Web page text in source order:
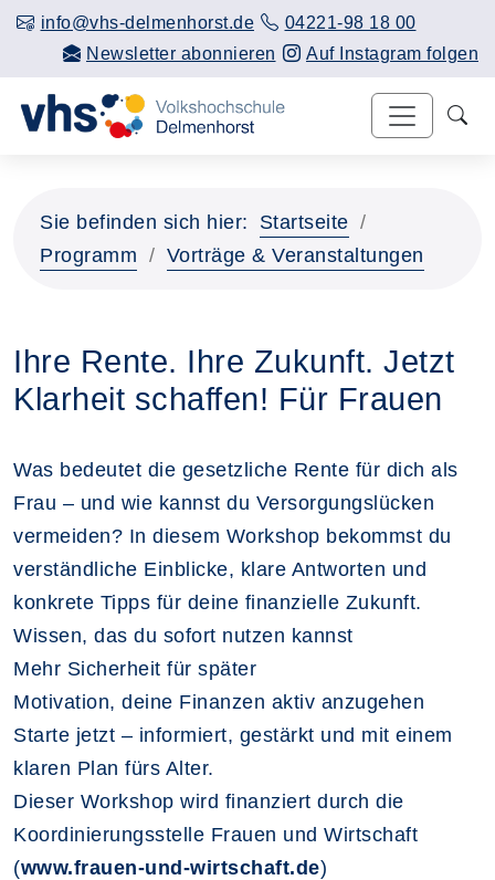
info@vhs-delmenhorst.de
04221-98 18 00
Newsletter abonnieren
Auf Instagram folgen
Sie befinden sich hier:
Startseite
Programm
Vorträge & Veranstaltungen
Ihre Rente. Ihre Zukunft. Jetzt
Klarheit schaffen! Für Frauen
Was bedeutet die gesetzliche Rente für dich als
Frau – und wie kannst du Versorgungslücken
vermeiden? In diesem Workshop bekommst du
verständliche Einblicke, klare Antworten und
konkrete Tipps für deine finanzielle Zukunft.
Wissen, das du sofort nutzen kannst
Mehr Sicherheit für später
Motivation, deine Finanzen aktiv anzugehen
Starte jetzt – informiert, gestärkt und mit einem
klaren Plan fürs Alter.
Dieser Workshop wird finanziert durch die
Koordinierungsstelle Frauen und Wirtschaft
(www.frauen-und-wirtschaft.de)